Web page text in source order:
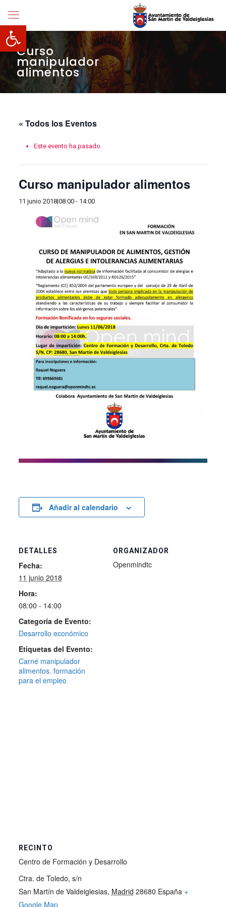
Abrir barra de herramientas
Curso
manipulador
alimentos
« Todos los Eventos
Este evento ha pasado.
Curso manipulador alimentos
11 junio 2018|08:00- 14:00
Añadir al calendario
DETALLES
Fecha:
11 junio 2018
Hora:
08:00 - 14:00
Categoría de Evento:
Desarrollo económico
Etiquetas del Evento:
Carné manipulador
alimentos. formación
para el empleo
ORGANIZADOR
Openmindtc
RECINTO
Centro de Formación y Desarrollo
Ctra. de Toledo, s/n
San Martín de Valdeiglesias, Madrid 28680 España +
Google Map